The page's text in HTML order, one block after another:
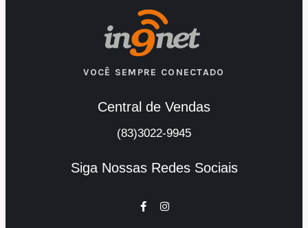
VOCÊ SEMPRE CONECTADO
Central de Vendas
(83)3022-9945
Siga Nossas Redes Sociais